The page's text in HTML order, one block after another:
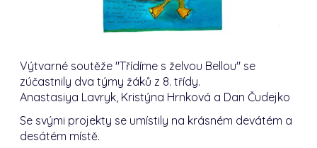
Výtvarné soutěže "Třídíme s želvou Bellou" se
zúčastnily dva týmy žáků z 8. třídy.
Anastasiya Lavryk, Kristýna Hrnková a Dan Čudejko
Se svými projekty se umístily na krásném devátém a
desátém místě.